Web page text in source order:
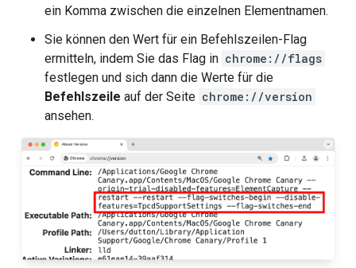
ein Komma zwischen die einzelnen Elementnamen.
Sie können den Wert für ein Befehlszeilen-Flag
ermitteln, indem Sie das Flag in chrome://flags
festlegen und sich dann die Werte für die
Befehlszeile auf der Seite chrome://version
ansehen.